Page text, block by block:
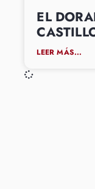
EL
LEER MÁS...